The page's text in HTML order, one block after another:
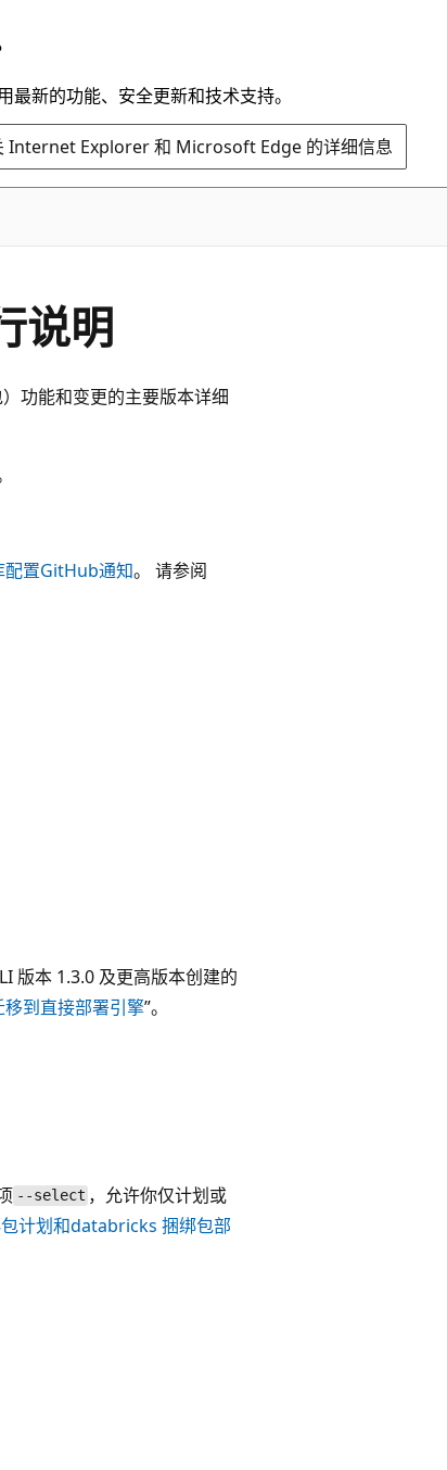
新的功能、安全更新和技术支持。
Internet Explorer 和 Microsoft Edge 的详细信息
说明
功能和变更的主要版本详细
配置GitHub通知。 请参阅
版本 1.3.0 及更高版本创建的
移到直接部署引擎”。
--select ，允许你仅计划或
计划和databricks 捆绑包部